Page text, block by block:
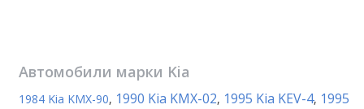
Автомобили марки Kia
1984 Kia KMX-90, 1990 Kia KMX-02, 1995 Kia KEV-4, 1995